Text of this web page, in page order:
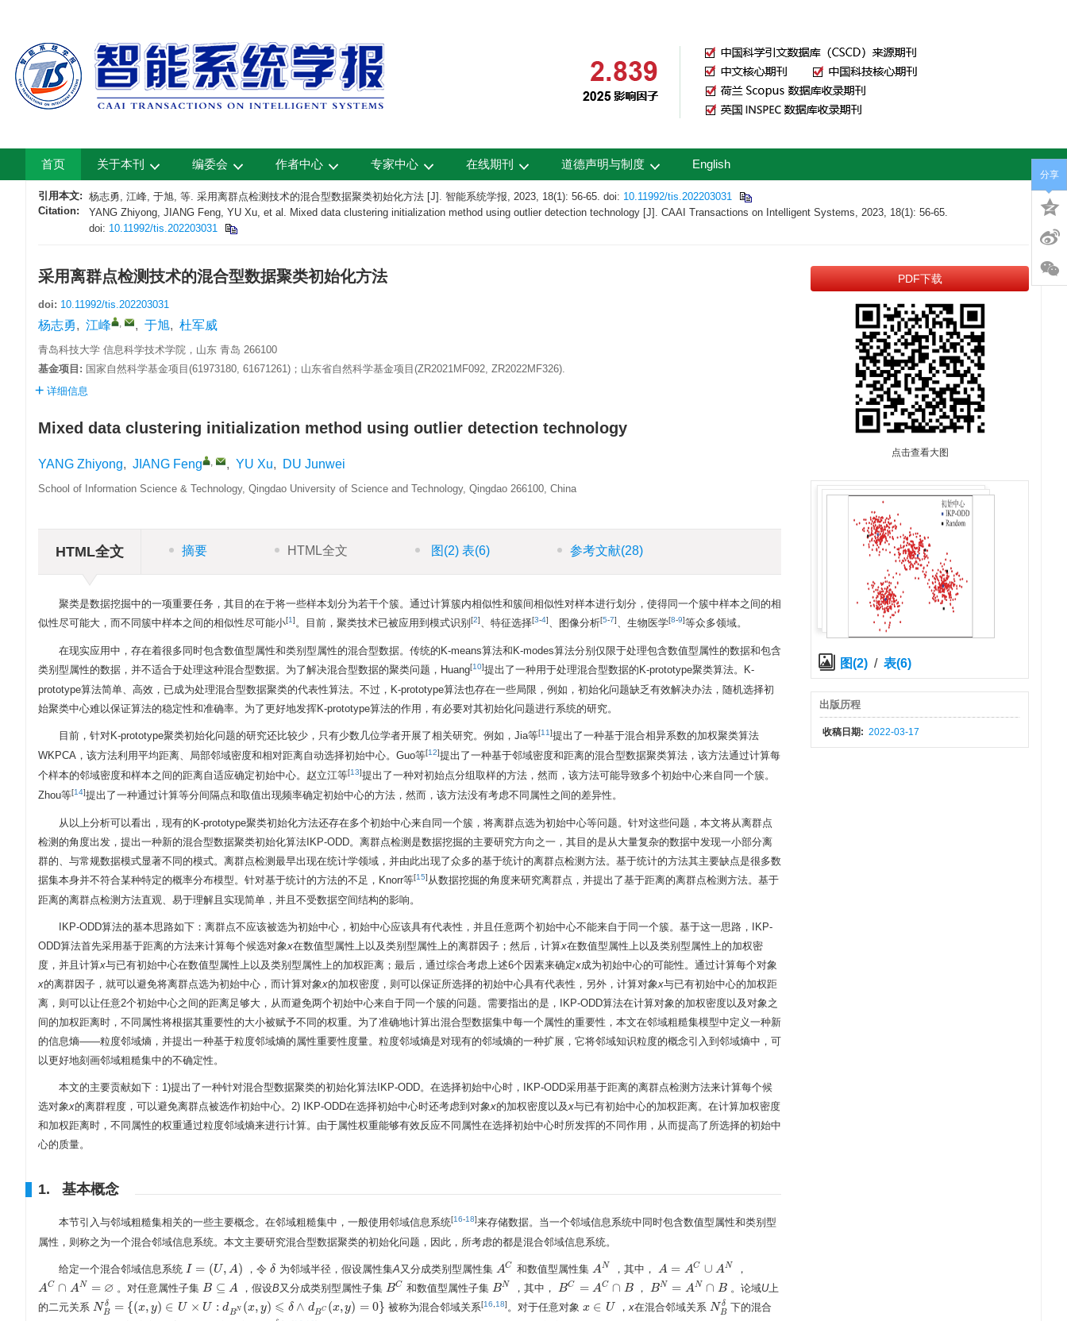
首页 关于本刊 编委会 作者中心 专家中心 在线期刊 道德声明与制度 English
引用本文: 杨志勇, 江峰, 于旭, 等. 采用离群点检测技术的混合型数据聚类初始化方法 [J]. 智能系统学报, 2023, 18(1): 56-65. doi: 10.11992/tis.202203031
Citation:
YANG Zhiyong, JIANG Feng, YU Xu, et al. Mixed data clustering initialization method using outlier detection technology [J]. CAAI Transactions on Intelligent Systems, 2023, 18(1): 56-65.
doi: 10.11992/tis.202203031
采用离群点检测技术的混合型数据聚类初始化方法
doi: 10.11992/tis.202203031
杨志勇, 江峰 , , 于旭, 杜军威
青岛科技大学 信息科学技术学院，山东 青岛 266100
基金项目: 国家自然科学基金项目(61973180, 61671261)；山东省自然科学基金项目(ZR2021MF092, ZR2022MF326).
详细信息
Mixed data clustering initialization method using outlier detection technology
YANG Zhiyong, JIANG Feng , , YU Xu, DU Junwei
School of Information Science & Technology, Qingdao University of Science and Technology, Qingdao 266100, China
HTML全文 摘要 HTML全文 图 (2) 表(6) 参考文献(28)
聚类是数据挖掘中的一项重要任务，其目的在于将一些样本划分为若干个簇。通过计算簇内相似性和簇间相似性对样本进行划分，使得同一个簇中样本之间的相
似性尽可能大，而不同簇中样本之间的相似性尽可能小[1]。目前，聚类技术已被应用到模式识别 [2]、特征选择[3-4]、图像分析[5-7]、生物医学[8-9]等众多领域。
在现实应用中，存在着很多同时包含数值型属性和类别型属性的混合型数据。传统的K-means算法和K-modes算法分别仅限于处理包含数值型属性的数据和包含
类别型属性的数据，并不适合于处理这种混合型数据。为了解决混合型数据的聚类问题，Huang[10]提出了一种用于处理混合型数据的K-prototype聚类算法。K-
prototype算法简单、高效，已成为处理混合型数据聚类的代表性算法。不过，K-prototype算法也存在一些局限，例如，初始化问题缺乏有效解决办法，随机选择初
始聚类中心难以保证算法的稳定性和准确率。为了更好地发挥K-prototype算法的作用，有必要对其初始化问题进行系统的研究。
目前，针对K-prototype聚类初始化问题的研究还比较少，只有少数几位学者开展了相关研究。例如，Jia等[11]提出了一种基于混合相异系数的加权聚类算法
WKPCA，该方法利用平均距离、局部邻域密度和相对距离自动选择初始中心。Guo等[12]提出了一种基于邻域密度和距离的混合型数据聚类算法，该方法通过计算每
个样本的邻域密度和样本之间的距离自适应确定初始中心。赵立江等[13]提出了一种对初始点分组取样的方法，然而，该方法可能导致多个初始中心来自同一个簇。
Zhou等[14]提出了一种通过计算等分间隔点和取值出现频率确定初始中心的方法，然而，该方法没有考虑不同属性之间的差异性。
从以上分析可以看出，现有的K-prototype聚类初始化方法还存在多个初始中心来自同一个簇，将离群点选为初始中心等问题。针对这些问题，本文将从离群点
检测的角度出发，提出一种新的混合型数据聚类初始化算法IKP-ODD。离群点检测是数据挖掘的主要研究方向之一，其目的是从大量复杂的数据中发现一小部分离
群的、与常规数据模式显著不同的模式。离群点检测最早出现在统计学领域，并由此出现了众多的基于统计的离群点检测方法。基于统计的方法其主要缺点是很多数
据集本身并不符合某种特定的概率分布模型。针对基于统计的方法的不足，Knorr等[15]从数据挖掘的角度来研究离群点，并提出了基于距离的离群点检测方法。基于
距离的离群点检测方法直观、易于理解且实现简单，并且不受数据空间结构的影响。
IKP-ODD算法的基本思路如下：离群点不应该被选为初始中心，初始中心应该具有代表性，并且任意两个初始中心不能来自于同一个簇。基于这一思路，IKP-
ODD算法首先采用基于距离的方法来计算每个候选对象x在数值型属性上以及类别型属性上的离群因子；然后，计算x在数值型属性上以及类别型属性上的加权密
度，并且计算x与已有初始中心在数值型属性上以及类别型属性上的加权距离；最后，通过综合考虑上述6个因素来确定x成为初始中心的可能性。通过计算每个对象
x的离群因子，就可以避免将离群点选为初始中心，而计算对象x的加权密度，则可以保证所选择的初始中心具有代表性，另外，计算对象x与已有初始中心的加权距
离，则可以让任意2个初始中心之间的距离足够大，从而避免两个初始中心来自于同一个簇的问题。需要指出的是，IKP-ODD算法在计算对象的加权密度以及对象之
间的加权距离时，不同属性将根据其重要性的大小被赋予不同的权重。为了准确地计算出混合型数据集中每一个属性的重要性，本文在邻域粗糙集模型中定义一种新
的信息熵——粒度邻域熵，并提出一种基于粒度邻域熵的属性重要性度量。粒度邻域熵是对现有的邻域熵的一种扩展，它将邻域知识粒度的概念引入到邻域熵中，可
以更好地刻画邻域粗糙集中的不确定性。
本文的主要贡献如下：1)提出了一种针对混合型数据聚类的初始化算法IKP-ODD。在选择初始中心时，IKP-ODD采用基于距离的离群点检测方法来计算每个候
选对象x的离群程度，可以避免离群点被选作初始中心。2) IKP-ODD在选择初始中心时还考虑到对象x的加权密度以及x与已有初始中心的加权距离。在计算加权密度
和加权距离时，不同属性的权重通过粒度邻域熵来进行计算。由于属性权重能够有效反应不同属性在选择初始中心时所发挥的不同作用，从而提高了所选择的初始中
心的质量。
1. 基本概念
本节引入与邻域粗糙集相关的一些主要概念。在邻域粗糙集中，一般使用邻域信息系统[16-18]来存储数据。当一个邻域信息系统中同时包含数值型属性和类别型
属性，则称之为一个混合邻域信息系统。本文主要研究混合型数据聚类的初始化问题，因此，所考虑的都是混合邻域信息系统。
给定一个混合邻域信息系统 I = (U , A)
I= (U A) ，令δ
δ 为邻域半径，假设属性集A又分成类别型属性集 AC
AC 和数值型属性集 AN
AN ，其中， A = AC ∪ AN
A= AC∪A N ，
AC ∩ AN = ∅
AC∩A N=∅ 。对任意属性子集B ⊆ A
B⊆A ，假设B又分成类别型属性子集BC
BC 和数值型属性子集BN
BN ，其中，BC = AC ∩ B
BC= AC∩B ， BN = AN ∩ B
BN= AN ∩B 。论域U上
的二元关系 N δ
B
= {(x, y) ∈ U × U : d BN (x, y) ⩽ δ ∧ dBC (x,y) = 0}
NBδ ={( x y)∈U× U dB N( x,y ⩽δ ∧d BC (x,y )= 0} 被称为混合邻域关系[16 18]。对于任意对象x ∈ U
x∈U ，x在混合邻域关系N δ
B
NBδ 下的混合
PDF下载
点击查看大图
图(2) /表(6)
出版历程
收稿日期: 2022-03-17
分享